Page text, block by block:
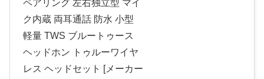
ペアリング 左右独立型 マイ
ク内蔵 両耳通話 防水 小型
軽量 TWS ブルートゥース
ヘッドホン トゥルーワイヤ
レス ヘッドセット [メーカー